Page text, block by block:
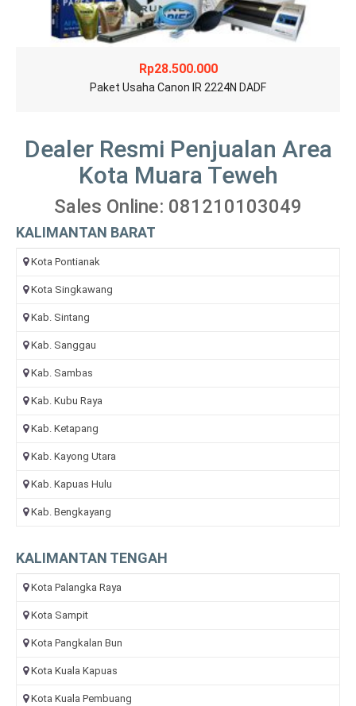
Rp28.500.000
Paket Usaha Canon IR 2224N DADF
Dealer Resmi Penjualan Area
Kota Muara Teweh
Sales Online: 081210103049
KALIMANTAN BARAT
Kota Pontianak
Kota Singkawang
Kab. Sintang
Kab. Sanggau
Kab. Sambas
Kab. Kubu Raya
Kab. Ketapang
Kab. Kayong Utara
Kab. Kapuas Hulu
Kab. Bengkayang
KALIMANTAN TENGAH
Kota Palangka Raya
Kota Sampit
Kota Pangkalan Bun
Kota Kuala Kapuas
Kota Kuala Pembuang